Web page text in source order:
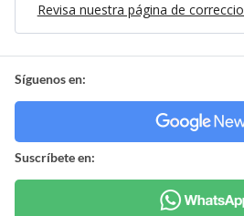
Revisa nuestra página de
Síguenos en:
Suscríbete en: